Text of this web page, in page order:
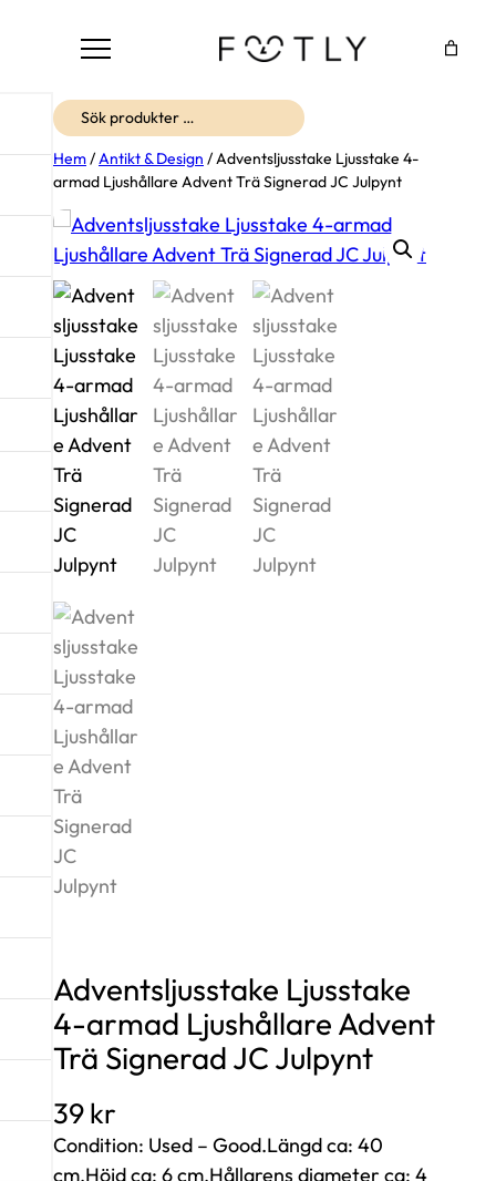
Sök
Hem / Antikt & Design / Adventsljusstake Ljusstake 4-
armad Ljushållare Advent Trä Signerad JC Julpynt
Adventsljusstake Ljusstake
4-armad Ljushållare Advent
Trä Signerad JC Julpynt
39kr
Condition: Used – Good.Längd ca: 40
cm.Höjd ca: 6 cm.Hållarens diameter ca: 4